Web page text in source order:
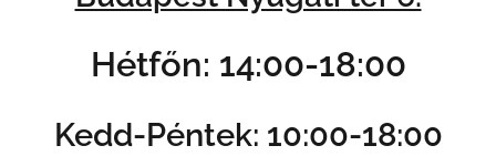
Hétfőn: 14:00-18:00
Kedd-Péntek: 10:00-18:00